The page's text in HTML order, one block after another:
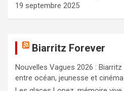
19 septembre 2025
Biarritz Forever
Nouvelles Vagues 2026 :
entre océan, jeunesse et cinéma